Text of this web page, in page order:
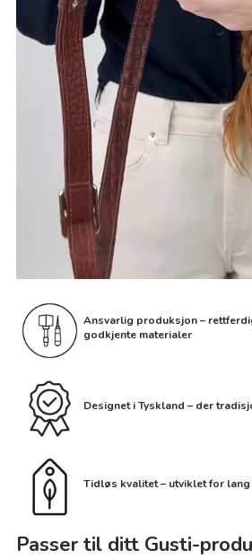
Ansvarlig produksjon –
godkjente materialer
Designet i Tyskland – der
Tidløs kvalitet – utviklet for
Passer til ditt Gusti-